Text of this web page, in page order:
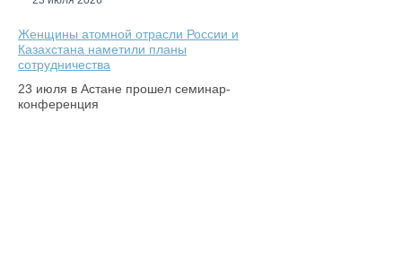
Женщины атомной отрасли России и
Казахстана наметили планы
сотрудничества
23 июля в Астане прошел семинар-
конференция